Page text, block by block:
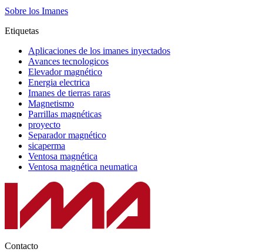
Sobre los Imanes
Etiquetas
Aplicaciones de los imanes inyectados
Avances tecnologicos
Elevador magnético
Energia electrica
Imanes de tierras raras
Magnetismo
Parrillas magnéticas
proyecto
Separador magnético
sicaperma
Ventosa magnética
Ventosa magnética neumatica
Contacto